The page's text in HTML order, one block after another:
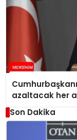
azaltacak her
Son Dakika